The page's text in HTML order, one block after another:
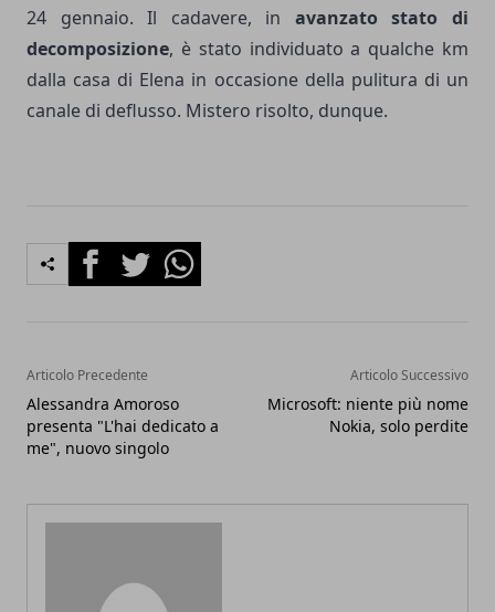
24 gennaio. Il cadavere, in avanzato stato di
decomposizione, è stato individuato a qualche km
dalla casa di Elena in occasione della pulitura di un
canale di deflusso. Mistero risolto, dunque.
FacebookTwitterWhatsapp
Articolo Precedente
Alessandra Amoroso
presenta "L'hai dedicato a
me", nuovo singolo
Articolo Successivo
Microsoft: niente più nome
Nokia, solo perdite